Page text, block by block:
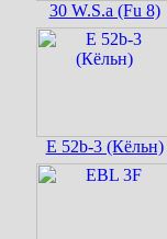
30 W.S.a (Fu 8)
E 52b-3 (Кёльн)